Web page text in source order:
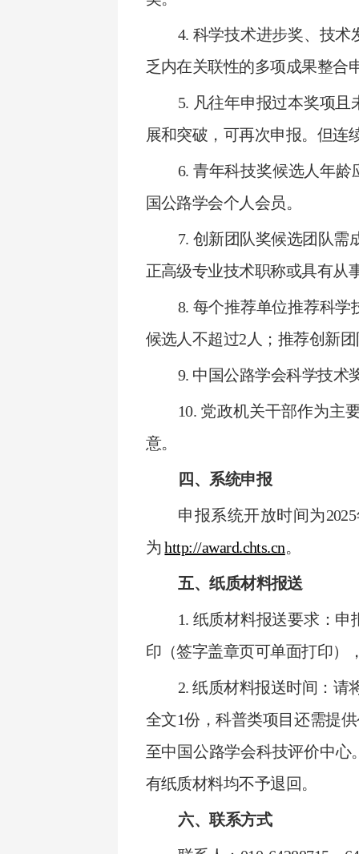
4. 科学技术进步奖、技
乏内在关联性的多项成果整合
5. 凡往年申报过本奖项
展和突破，可再次申报。但连
6. 青年科技奖候选人年龄
国公路学会个人会员。
7. 创新团队奖候选团队需
正高级专业技术职称或具有从
8. 每个推荐单位推荐科
候选人不超过2人；推荐创新
9. 中国公路学会科学技术
10. 党政机关干部作为主
意。
四、系统申报
申报系统开放时间为
为http://award.chts.cn。
五、纸质材料报送
1. 纸质材料报送要求：
印（签字盖章页可单面打印）
2. 纸质材料报送时间：请
全文1份，科普类项目还需提
至中国公路学会科技评价中
有纸质材料均不予退回。
六、联系方式